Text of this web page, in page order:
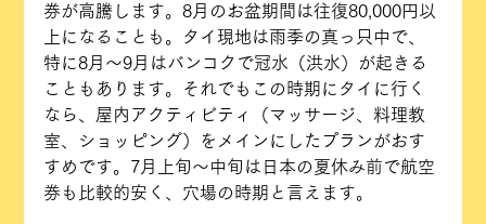
券が高騰します。8月のお盆期間は往復80,000円以
上になることも。タイ現地は雨季の真っ只中で、
特に8月〜9月はバンコクで冠水（洪水）が起きる
こともあります。それでもこの時期にタイに行く
なら、屋内アクティビティ（マッサージ、料理教
室、ショッピング）をメインにしたプランがおす
すめです。7月上旬〜中旬は日本の夏休み前で航空
券も比較的安く、穴場の時期と言えます。